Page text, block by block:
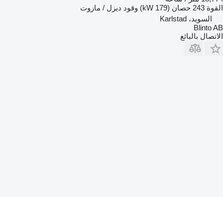
القوة 243 حصان (179 kW) وقود ديزل / مازوت
السويد، Karlstad
Blinto AB
الاتصال بالبائع